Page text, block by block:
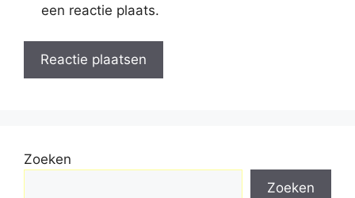
een reactie plaats.
Zoeken
Zoeken